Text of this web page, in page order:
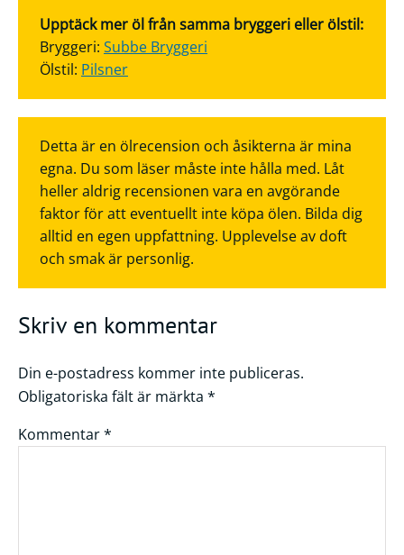
Upptäck mer öl från samma bryggeri eller ölstil:
Bryggeri: Subbe Bryggeri
Ölstil: Pilsner
Detta är en ölrecension och åsikterna är mina
egna. Du som läser måste inte hålla med. Låt
heller aldrig recensionen vara en avgörande
faktor för att eventuellt inte köpa ölen. Bilda dig
alltid en egen uppfattning. Upplevelse av doft
och smak är personlig.
Skriv en kommentar
Din e-postadress kommer inte publiceras.
Obligatoriska fält är märkta *
Kommentar*